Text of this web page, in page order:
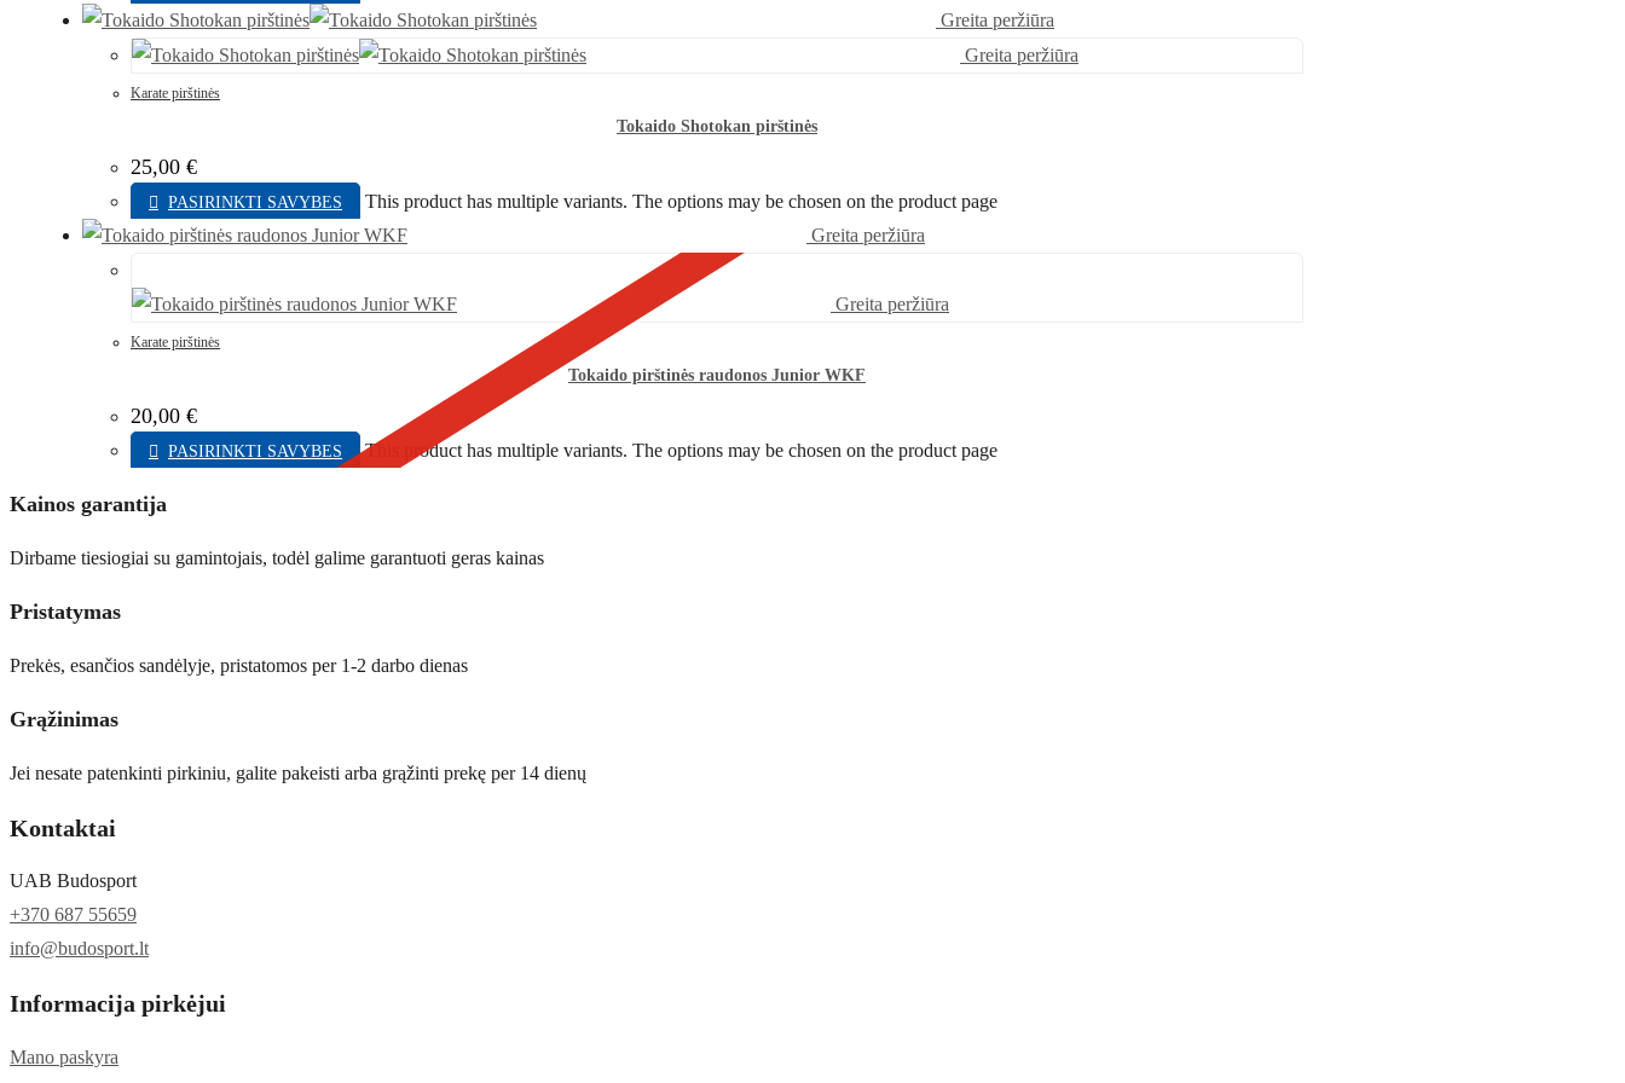
Greita peržiūra
Greita peržiūra
Karate pirštinės
Tokaido Shotokan pirštinės
25,00 €
PASIRINKTI SAVYBES
This product has multiple variants. The options may be chosen on the product page
Greita peržiūra
Išparduota
Greita peržiūra
Karate pirštinės
Tokaido pirštinės raudonos Junior WKF
20,00 €
PASIRINKTI SAVYBES This product has multiple variants. The options may be chosen on the product page
Kainos garantija
Dirbame tiesiogiai su gamintojais, todėl galime garantuoti geras kainas
Pristatymas
Prekės, esančios sandėlyje, pristatomos per 1-2 darbo dienas
Grąžinimas
Jei nesate patenkinti pirkiniu, galite pakeisti arba grąžinti prekę per 14 dienų
Kontaktai
UAB Budosport
+370 687 55659
info@budosport.lt
Informacija pirkėjui
Mano paskyra